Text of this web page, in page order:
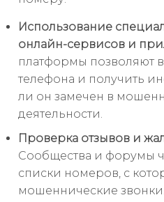
Использование
онлайн-сервисов и
платформы позволяют
телефона и получить
ли он замечен в
деятельности.
Проверка отзывов и
Сообщества и форумы
списки номеров, с
мошеннические звонки.